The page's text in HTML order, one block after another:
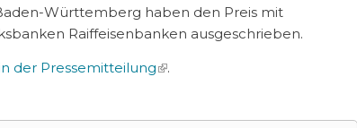
Württemberg haben den Preis mit
Raiffeisenbanken ausgeschrieben.
der Pressemitteilung(link is external)
.